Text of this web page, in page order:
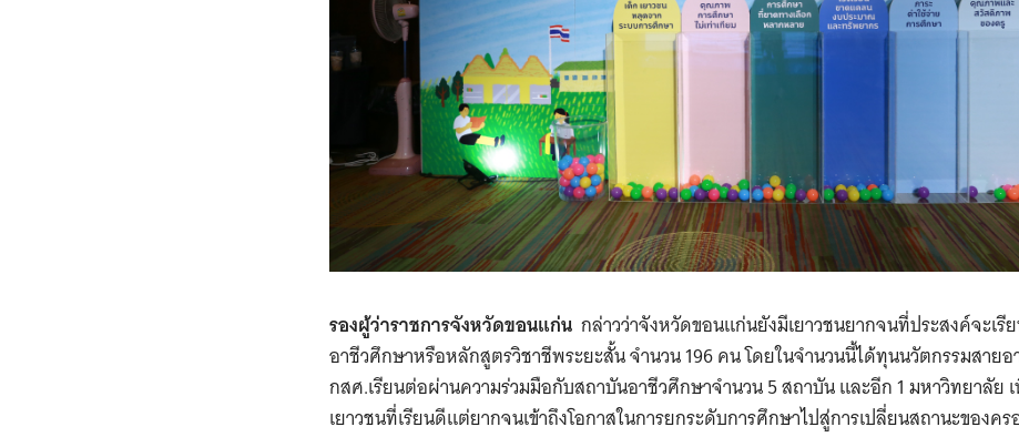
รองผู้ว่าราชการจังหวัดขอนแก่น กล่าวว่าจังหวัดขอนแก่นยังมีเยาวชนยากจนที่ประสงค์จะเรี
อาชีวศึกษาหรือหลักสูตรวิชาชีพระยะสั้น จำนวน 196 คน โดยในจำนวนนี้ได้ทุนนวัตกรรมสาย
กสศ.เรียนต่อผ่านความร่วมมือกับสถาบันอาชีวศึกษาจำนวน 5 สถาบัน และอีก 1 มหาวิทยาลัย
เยาวชนที่เรียนดีแต่ยากจนเข้าถึงโอกาสในการยกระดับการศึกษาไปสู่การเปลี่ยนสถานะของค